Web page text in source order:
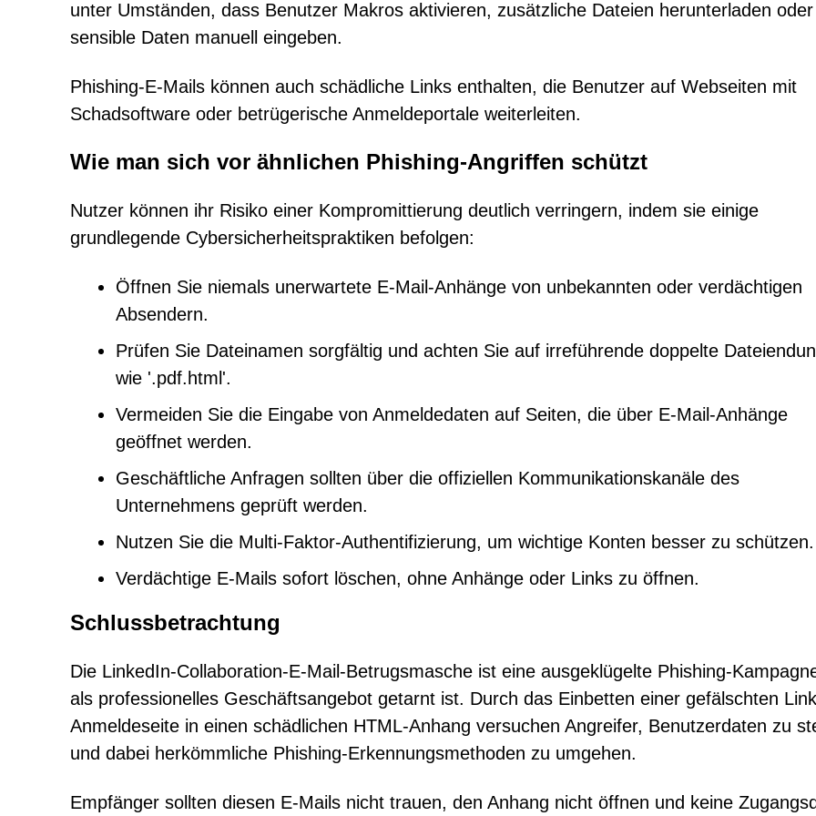
unter Umständen, dass Benutzer Makros aktivieren, zusätzliche Dateien herunterladen oder
sensible Daten manuell eingeben.
Phishing-E-Mails können auch schädliche Links enthalten, die Benutzer auf Webseiten mit
Schadsoftware oder betrügerische Anmeldeportale weiterleiten.
Wie man sich vor ähnlichen Phishing-Angriffen schützt
Nutzer können ihr Risiko einer Kompromittierung deutlich verringern, indem sie einige
grundlegende Cybersicherheitspraktiken befolgen:
Öffnen Sie niemals unerwartete E-Mail-Anhänge von unbekannten oder verdächtigen
Absendern.
Prüfen Sie Dateinamen sorgfältig und achten Sie auf irreführende doppelte
wie '.pdf.html'.
Vermeiden Sie die Eingabe von Anmeldedaten auf Seiten, die über E-Mail-Anhänge
geöffnet werden.
Geschäftliche Anfragen sollten über die offiziellen Kommunikationskanäle des
Unternehmens geprüft werden.
Nutzen Sie die Multi-Faktor-Authentifizierung, um wichtige Konten besser zu schützen.
Verdächtige E-Mails sofort löschen, ohne Anhänge oder Links zu öffnen.
Schlussbetrachtung
Die LinkedIn-Collaboration-E-Mail-Betrugsmasche ist eine ausgeklügelte Phishing-
als professionelles Geschäftsangebot getarnt ist. Durch das Einbetten einer gefälschten
Anmeldeseite in einen schädlichen HTML-Anhang versuchen Angreifer, Benutzerdaten zu
und dabei herkömmliche Phishing-Erkennungsmethoden zu umgehen.
Empfänger sollten diesen E-Mails nicht trauen, den Anhang nicht öffnen und keine